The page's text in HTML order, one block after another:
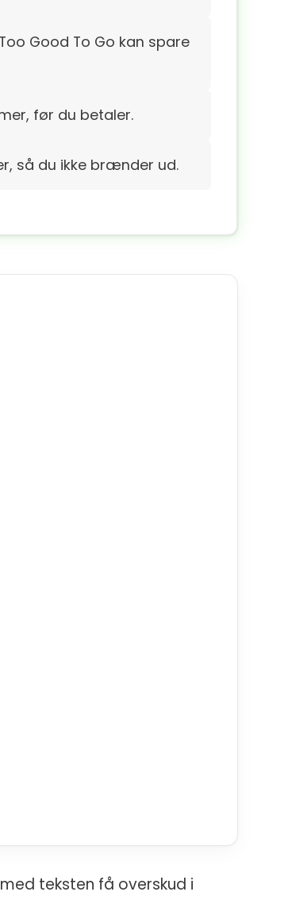
Good To Go kan spare
før du betaler.
så du ikke brænder ud.